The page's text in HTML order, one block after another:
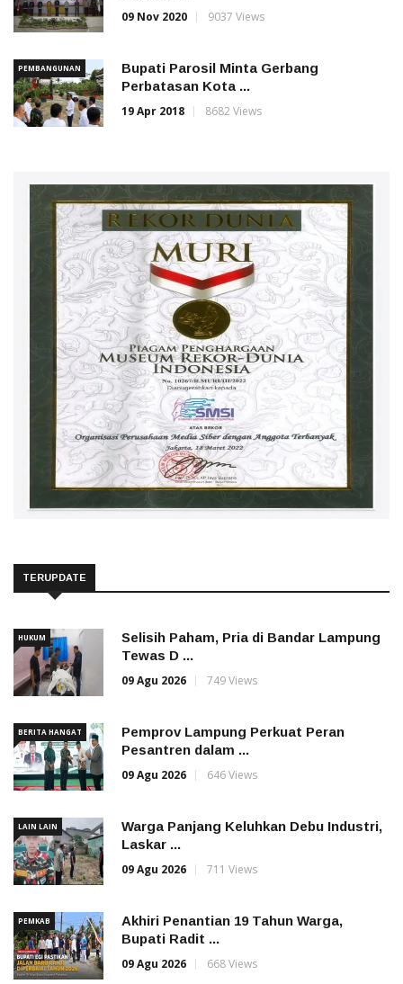
09 Nov 2020
9037 Views
PEMBANGUNAN
Bupati Parosil Minta Gerbang
Perbatasan Kota ...
19 Apr 2018
8682 Views
TERUPDATE
HUKUM
Selisih Paham, Pria di Bandar Lampung
Tewas D ...
09 Agu 2026
749 Views
BERITA HANGAT
Pemprov Lampung Perkuat Peran
Pesantren dalam ...
09 Agu 2026
646 Views
LAIN LAIN
Warga Panjang Keluhkan Debu Industri,
Laskar ...
09 Agu 2026
711 Views
PEMKAB
Akhiri Penantian 19 Tahun Warga,
Bupati Radit ...
09 Agu 2026
668 Views